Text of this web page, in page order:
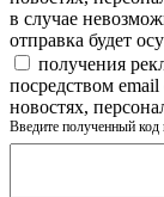
в случае
отправка будет
получения
посредством
новостях,
Введите полученный код